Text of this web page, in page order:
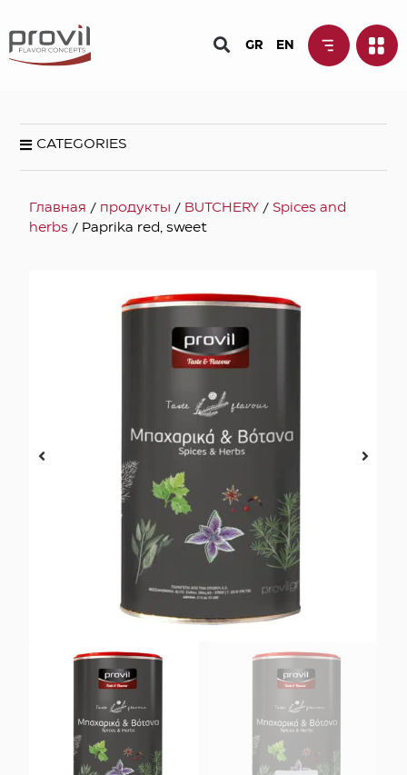
GR EN
CATEGORIES
Главная / продукты / BUTCHERY / Spices and
herbs / Paprika red, sweet